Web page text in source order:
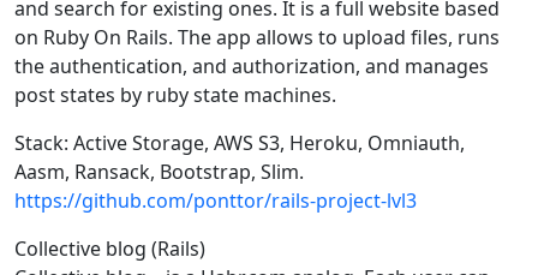
and search for existing ones. It is a full website based
on Ruby On Rails. The app allows to upload files, runs
the authentication, and authorization, and manages
post states by ruby state machines.
Stack: Active Storage, AWS S3, Heroku, Omniauth,
Aasm, Ransack, Bootstrap, Slim.
https://github.com/ponttor/rails-project-lvl3
Collective blog (Rails)